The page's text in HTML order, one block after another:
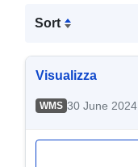
Sort
Visualizza
WMS 30 June 2024